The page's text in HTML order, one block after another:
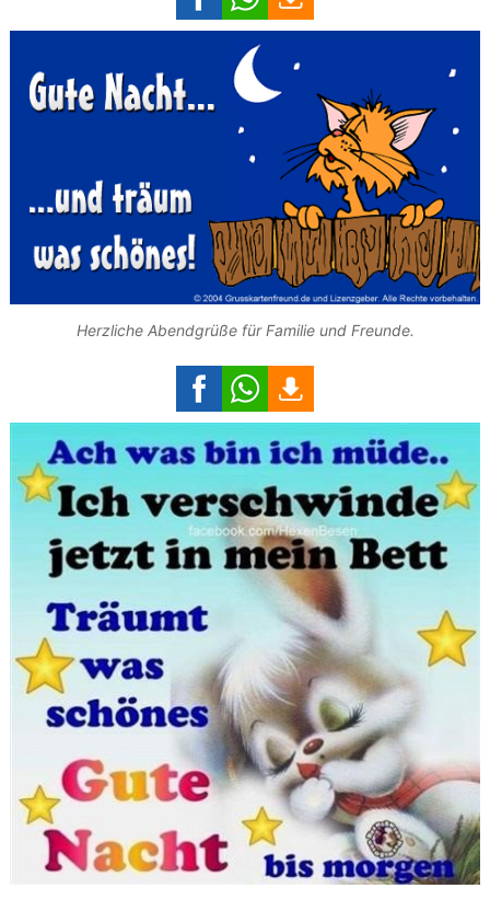
Herzliche Abendgrüße für Familie und Freunde.